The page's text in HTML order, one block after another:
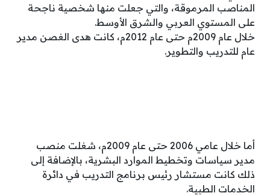
المناصب المرموقة، والتي جعلت منها شخصية ناجحة
على المستوي العربي والشرق الأوسط.
خلال عام 2009م حتى عام 2012م، كانت هدى الغصن مدير
عام للتدريب والتطوير.
أما خلال عامي 2006 حتى عام 2009م، شغلت منصب
مدير سياسات وتخطيط الموارد البشرية، بالإضافة إلى
ذلك كانت مستشار رئيس برنامج التدريب في دائرة
الخدمات الطبية.